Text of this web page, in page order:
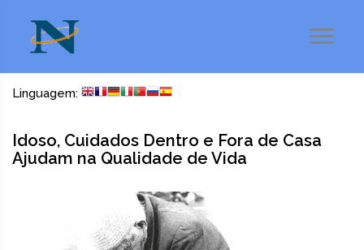
Linguagem:
Idoso, Cuidados Dentro e Fora de Casa
Ajudam na Qualidade de Vida